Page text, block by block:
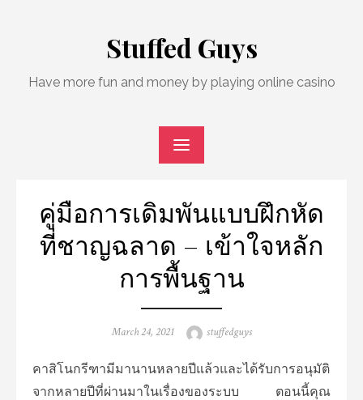
Stuffed Guys
Have more fun and money by playing online casino
คู่มือการเดิมพันแบบฝึกหัด
ที่ชาญฉลาด – เข้าใจหลัก
การพื้นฐาน
Posted
March 24, 2021 Author
stuffedguys
คาสิโนกรีฑามีมานานหลายปีแล้วและได้รับการอนุมัติ
จากหลายปีที่ผ่านมาในเรื่องของระบบ ตอนนี้คุณ